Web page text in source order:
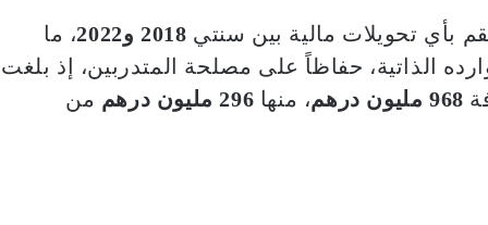
بأي تحويلات مالية بين سنتي 2018 و2022
، ما
الذاتية، حفاظاً على مصلحة المتدربين، إذ بلغت
968 مليون درهم ، منها 296 مليون درهم
من